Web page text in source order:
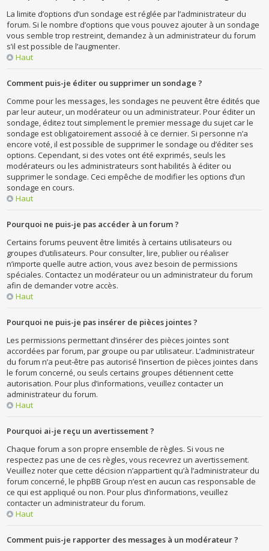
La limite d’options d’un sondage est réglée par l’administrateur du
forum. Si le nombre d’options que vous pouvez ajouter à un sondage
vous semble trop restreint, demandez à un administrateur du forum
s’il est possible de l’augmenter.
Haut
Comment puis-je éditer ou supprimer un sondage ?
Comme pour les messages, les sondages ne peuvent être édités que
par leur auteur, un modérateur ou un administrateur. Pour éditer un
sondage, éditez tout simplement le premier message du sujet car le
sondage est obligatoirement associé à ce dernier. Si personne n’a
encore voté, il est possible de supprimer le sondage ou d’éditer ses
options. Cependant, si des votes ont été exprimés, seuls les
modérateurs ou les administrateurs sont habilités à éditer ou
supprimer le sondage. Ceci empêche de modifier les options d’un
sondage en cours.
Haut
Pourquoi ne puis-je pas accéder à un forum ?
Certains forums peuvent être limités à certains utilisateurs ou
groupes d’utilisateurs. Pour consulter, lire, publier ou réaliser
n’importe quelle autre action, vous avez besoin de permissions
spéciales. Contactez un modérateur ou un administrateur du forum
afin de demander votre accès.
Haut
Pourquoi ne puis-je pas insérer de pièces jointes ?
Les permissions permettant d’insérer des pièces jointes sont
accordées par forum, par groupe ou par utilisateur. L’administrateur
du forum n’a peut-être pas autorisé l’insertion de pièces jointes dans
le forum concerné, ou seuls certains groupes détiennent cette
autorisation. Pour plus d’informations, veuillez contacter un
administrateur du forum.
Haut
Pourquoi ai-je reçu un avertissement ?
Chaque forum a son propre ensemble de règles. Si vous ne
respectez pas une de ces règles, vous recevrez un avertissement.
Veuillez noter que cette décision n’appartient qu’à l’administrateur du
forum concerné, le phpBB Group n’est en aucun cas responsable de
ce qui est appliqué ou non. Pour plus d’informations, veuillez
contacter un administrateur du forum.
Haut
Comment puis-je rapporter des messages à un modérateur ?